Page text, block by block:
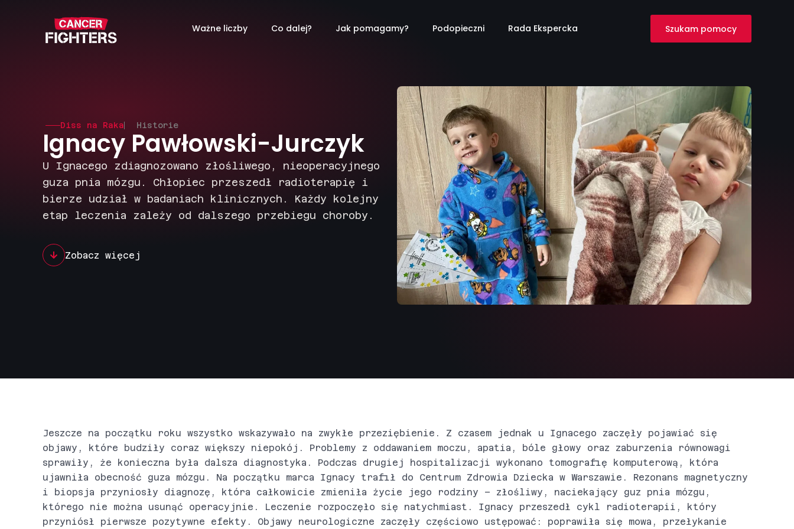
Ważne liczby Co dalej? Jak pomagamy? Podopieczni Rada Ekspercka Szukam pomocy
Diss na Raka Historie
Ignacy Pawłowski-Jurczyk
U Ignacego zdiagnozowano złośliwego, nieoperacyjnego
guza pnia mózgu. Chłopiec przeszedł radioterapię i
bierze udział w badaniach klinicznych. Każdy kolejny
etap leczenia zależy od dalszego przebiegu choroby.
Zobacz więcej
Jeszcze na początku roku wszystko wskazywało na zwykłe przeziębienie. Z czasem jednak u Ignacego zaczęły pojawiać się
objawy, które budziły coraz większy niepokój. Problemy z oddawaniem moczu, apatia, bóle głowy oraz zaburzenia równowagi
sprawiły, że konieczna była dalsza diagnostyka. Podczas drugiej hospitalizacji wykonano tomografię komputerową, która
ujawniła obecność guza mózgu. Na początku marca Ignacy trafił do Centrum Zdrowia Dziecka w Warszawie. Rezonans magnetyczny
i biopsja przyniosły diagnozę, która całkowicie zmieniła życie jego rodziny – złośliwy, naciekający guz pnia mózgu,
którego nie można usunąć operacyjnie. Leczenie rozpoczęło się natychmiast. Ignacy przeszedł cykl radioterapii, który
przyniósł pierwsze pozytywne efekty. Objawy neurologiczne zaczęły częściowo ustępować: poprawiła się mowa, przełykanie